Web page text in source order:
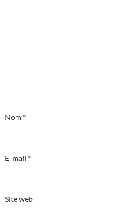
Nom *
E-mail *
Site web